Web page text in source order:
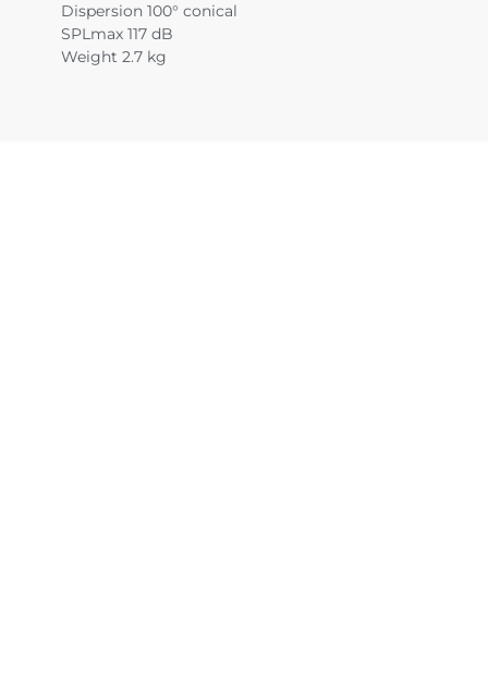
Dispersion 100° conical
SPLmax 117 dB
Weight 2.7 kg